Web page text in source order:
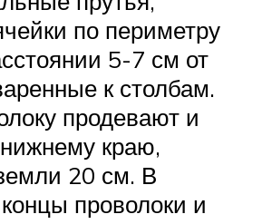
по периметру
5-7 см от
к столбам.
продевают и
краю,
20 см. В
проволоки и